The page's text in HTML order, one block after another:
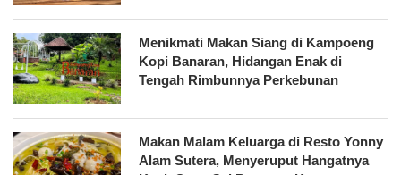
Menikmati Makan Siang di Kampoeng
Kopi Banaran, Hidangan Enak di
Tengah Rimbunnya Perkebunan
Makan Malam Keluarga di Resto Yonny
Alam Sutera, Menyeruput Hangatnya